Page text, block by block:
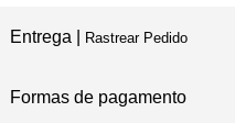
Entrega | Rastrear Pedido
Formas de pagamento